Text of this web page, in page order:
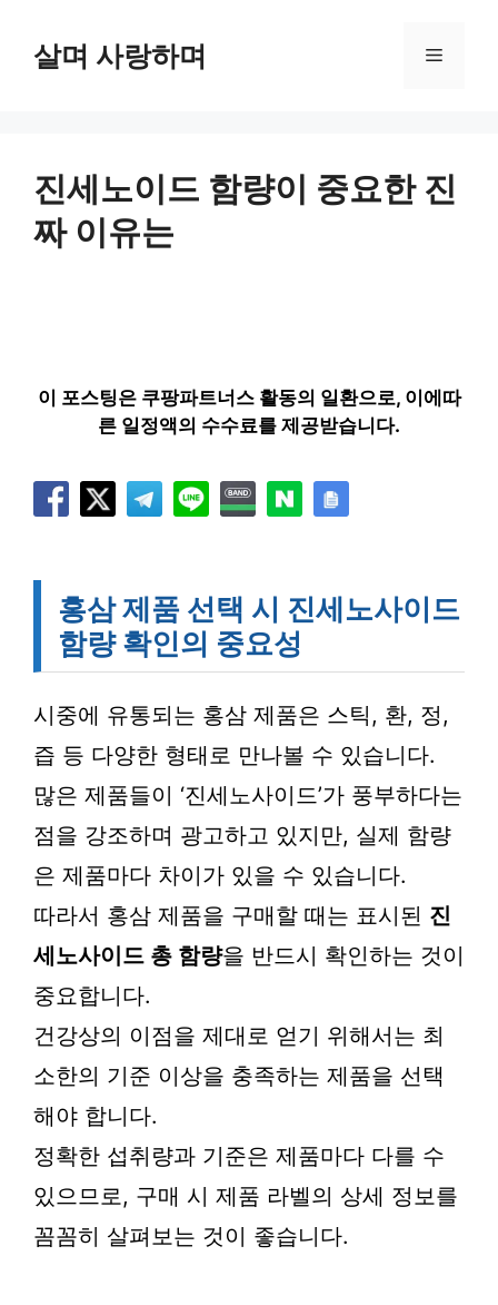
살며 사랑하며 메
진세노이드 함량이 중요한 진
짜 이유는
이 포스팅은 쿠팡파트너스 활동의 일환으로, 이에따
른 일정액의 수수료를 제공받습니다.
홍삼 제품 선택 시 진세노사이드
함량 확인의 중요성
시중에 유통되는 홍삼 제품은 스틱, 환, 정,
즙 등 다양한 형태로 만나볼 수 있습니다.
많은 제품들이 ‘진세노사이드’가 풍부하다는
점을 강조하며 광고하고 있지만, 실제 함량
은 제품마다 차이가 있을 수 있습니다.
따라서 홍삼 제품을 구매할 때는 표시된 진
세노사이드 총 함량을 반드시 확인하는 것이
중요합니다.
건강상의 이점을 제대로 얻기 위해서는 최
소한의 기준 이상을 충족하는 제품을 선택
해야 합니다.
정확한 섭취량과 기준은 제품마다 다를 수
있으므로, 구매 시 제품 라벨의 상세 정보를
꼼꼼히 살펴보는 것이 좋습니다.